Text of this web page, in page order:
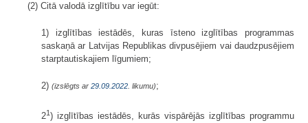
(2) Citā valodā izglītību var iegūt:
1) izglītības iestādēs, kuras īsteno izglītības programmas
saskaņā ar Latvijas Republikas divpusējiem vai daudzpusējiem
starptautiskajiem līgumiem;
2) (izslēgts ar 29.09.2022 . likumu);
21 ) izglītības iestādēs, kurās vispārējās izglītības programmu